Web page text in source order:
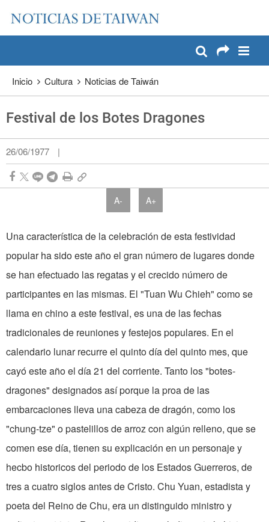
Pase a contenido principal
Inicio Cultura Noticias de Taiwán
Festival de los Botes Dragones
26/06/1977 |
A- A+
Una característica de la celebración de esta festividad
popular ha sido este año el gran número de lugares donde
se han efectuado las regatas y el crecido número de
participantes en las mismas. El "Tuan Wu Chieh" como se
llama en chino a este festival, es una de las fechas
tradicionales de reuniones y festejos populares. En el
calendario lunar recurre el quinto día del quinto mes, que
cayó este año el día 21 del corriente. Tanto los "botes-
dragones" designados así porque la proa de las
embarcaciones lleva una cabeza de dragón, como los
"chung-tze" o pastelillos de arroz con algún relleno, que se
comen ese día, tienen su explicación en un personaje y
hecbo historicos del periodo de los Estados Guerreros, de
tres a cuatro siglos antes de Cristo. Chu Yuan, estadista y
poeta del Reino de Chu, era un distinguido ministro y